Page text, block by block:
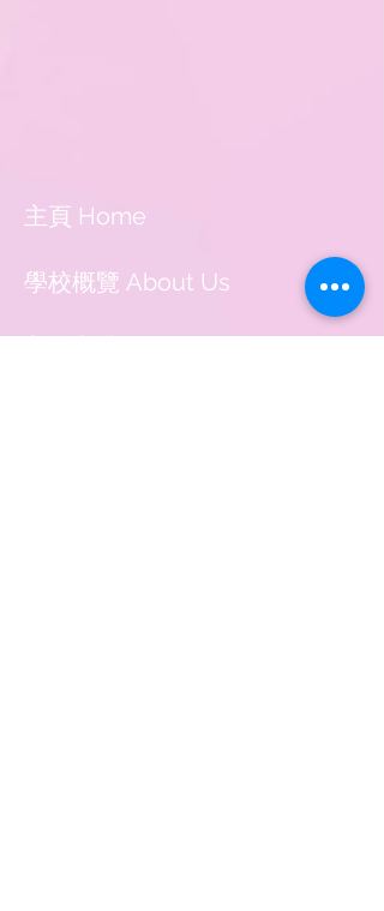
主頁 Home
學校概覽 About Us